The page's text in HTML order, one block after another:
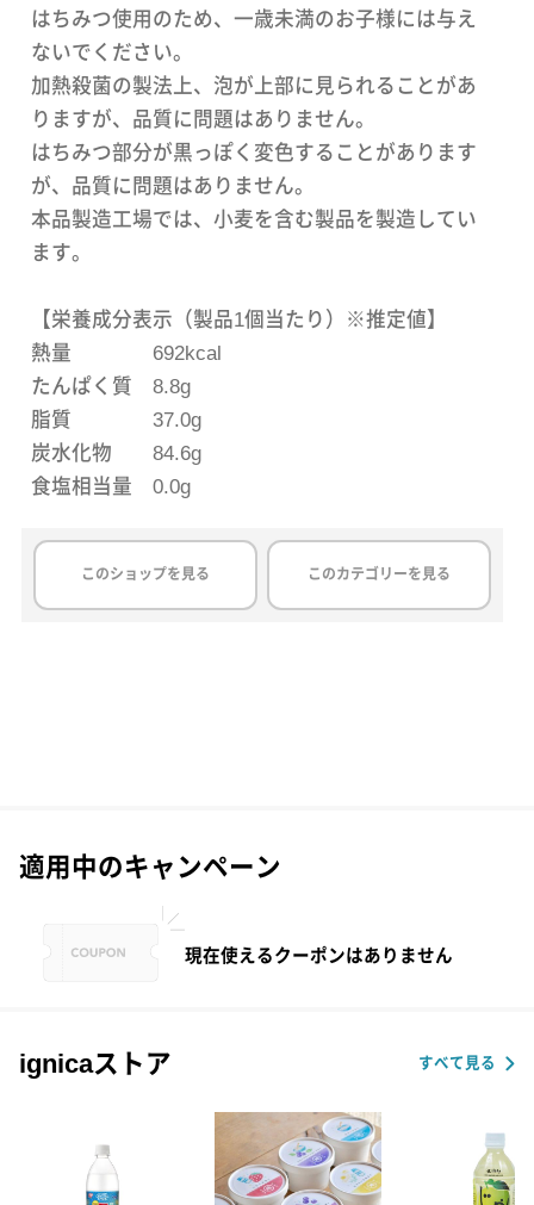
はちみつ使用のため、一歳未満のお子様には与え
ないでください。
加熱殺菌の製法上、泡が上部に見られることがあ
りますが、品質に問題はありません。
はちみつ部分が黒っぽく変色することがあります
が、品質に問題はありません。
本品製造工場では、小麦を含む製品を製造してい
ます。
【栄養成分表示（製品1個当たり）※推定値】
熱量 692kcal
たんぱく質 8.8g
脂質 37.0g
炭水化物 84.6g
食塩相当量 0.0g
このショップを見る このカテゴリーを見る
適用中のキャンペーン
現在使えるクーポンはありません
ignicaストア すべて見る